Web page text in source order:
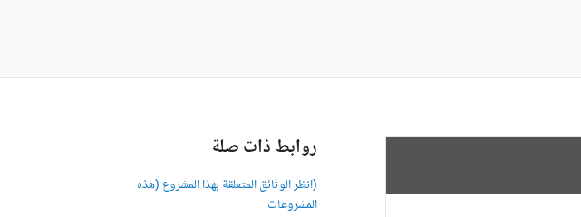
روابط ذات صلة
(انظر الوثائق المتعلقة بهذا المشروع (هذه
المشروعات